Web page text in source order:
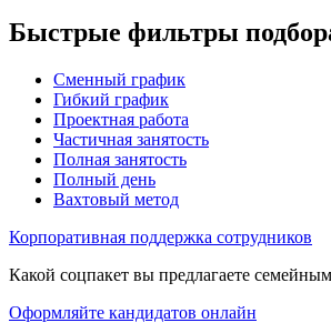
Быстрые фильтры
Сменный график
Гибкий график
Проектная работа
Частичная занятость
Полная занятость
Полный день
Вахтовый метод
Корпоративная поддержка сотрудников
Какой соцпакет вы предлагаете
Оформляйте кандидатов онлайн